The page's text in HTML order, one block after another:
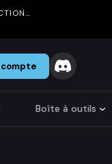
compte
Boîte à outils